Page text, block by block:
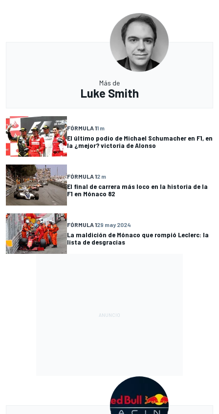
Más de
Luke Smith
FÓRMULA 11 m
El último podio de Michael Schumacher en F1, en
la ¿mejor? victoria de Alonso
FÓRMULA 12 m
El final de carrera más loco en la historia de la
F1 en Mónaco 82
FÓRMULA 129 may 2024
La maldición de Mónaco que rompió Leclerc: la
lista de desgracias